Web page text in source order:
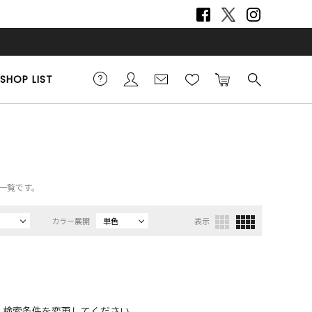
SHOP LIST
覧です。
カラー展開 単色 表示